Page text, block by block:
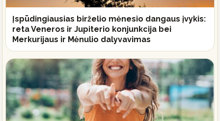
Įspūdingiausias birželio mėnesio dangaus įvykis:
reta Veneros ir Jupiterio konjunkcija bei
Merkurijaus ir Mėnulio dalyvavimas